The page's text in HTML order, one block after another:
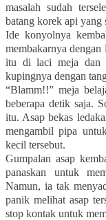
masalah sudah
batang korek api yang
Ide konyolnya
membakarnya dengan
itu di laci meja dan
kupingnya dengan
“Blamm!!” meja
beberapa detik saja.
itu. Asap bekas
mengambil pipa
kecil tersebut.
Gumpalan asap
panaskan untuk
Namun, ia tak
panik melihat asap
stop kontak untuk